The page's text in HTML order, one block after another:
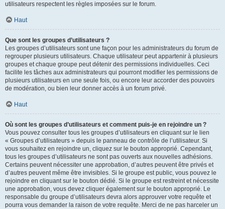
utilisateurs respectent les règles imposées sur le forum.
Haut
Que sont les groupes d’utilisateurs ?
Les groupes d’utilisateurs sont une façon pour les administrateurs du forum de
regrouper plusieurs utilisateurs. Chaque utilisateur peut appartenir à plusieurs
groupes et chaque groupe peut détenir des permissions individuelles. Ceci
facilite les tâches aux administrateurs qui pourront modifier les permissions de
plusieurs utilisateurs en une seule fois, ou encore leur accorder des pouvoirs
de modération, ou bien leur donner accès à un forum privé.
Haut
Où sont les groupes d’utilisateurs et comment puis-je en rejoindre un ?
Vous pouvez consulter tous les groupes d’utilisateurs en cliquant sur le lien
« Groupes d’utilisateurs » depuis le panneau de contrôle de l’utilisateur. Si
vous souhaitez en rejoindre un, cliquez sur le bouton approprié. Cependant,
tous les groupes d’utilisateurs ne sont pas ouverts aux nouvelles adhésions.
Certains peuvent nécessiter une approbation, d’autres peuvent être privés et
d’autres peuvent même être invisibles. Si le groupe est public, vous pouvez le
rejoindre en cliquant sur le bouton dédié. Si le groupe est restreint et nécessite
une approbation, vous devez cliquer également sur le bouton approprié. Le
responsable du groupe d’utilisateurs devra alors approuver votre requête et
pourra vous demander la raison de votre requête. Merci de ne pas harceler un